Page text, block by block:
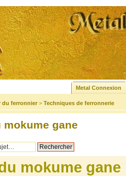
Metal Connexion
du ferronnier > Techniques de ferronnerie
mokume gane
mokume gane